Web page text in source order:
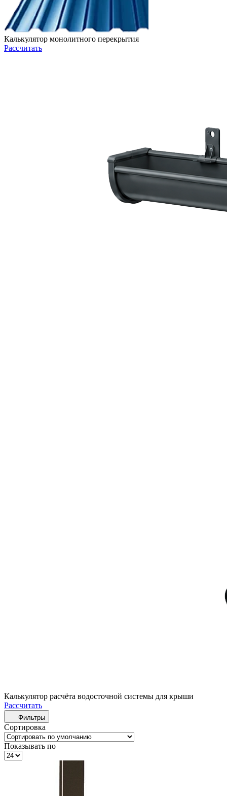
Калькулятор монолитного перекрытия
Рассчитать
Калькулятор расчёта водосточной системы для крыши
Рассчитать
Фильтры
Сортировка
Показывать по